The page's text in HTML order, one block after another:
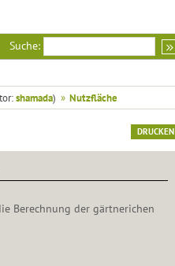
Suche:
shamada) » Nutzfläche
DRUCKEN
Berechnung der gärtnerichen